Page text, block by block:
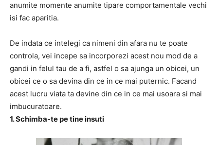
anumite momente anumite tipare comportamentale vechi
isi fac aparitia.
De indata ce intelegi ca nimeni din afara nu te poate
controla, vei incepe sa incorporezi acest nou mod de a
gandi in felul tau de a fi, astfel o sa ajunga un obicei, un
obicei ce o sa devina din ce in ce mai puternic. Facand
acest lucru viata ta devine din ce in ce mai usoara si mai
imbucuratoare.
1. Schimba-te pe tine insuti